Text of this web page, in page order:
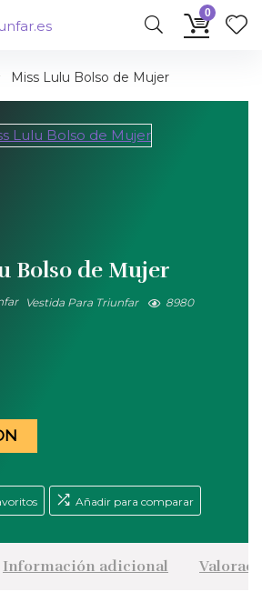
0
Miss Lulu Bolso de Mujer
Bolso de Mujer
Vestida Para Triunfar
8980
Añadir para comparar
Información adicional